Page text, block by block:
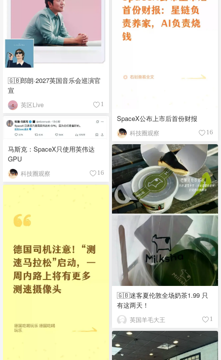
🇬🇧郎朗·2027英国音乐会巡演官
宣
英区Live 1
SpaceX公布上市后首份财报
科技圈观察 16
马斯克：SpaceX只使用英伟达
GPU
科技圈观察 16
🇬🇧迷客夏伦敦全场奶茶1.99 只
有这两天！
英国羊毛大王 1